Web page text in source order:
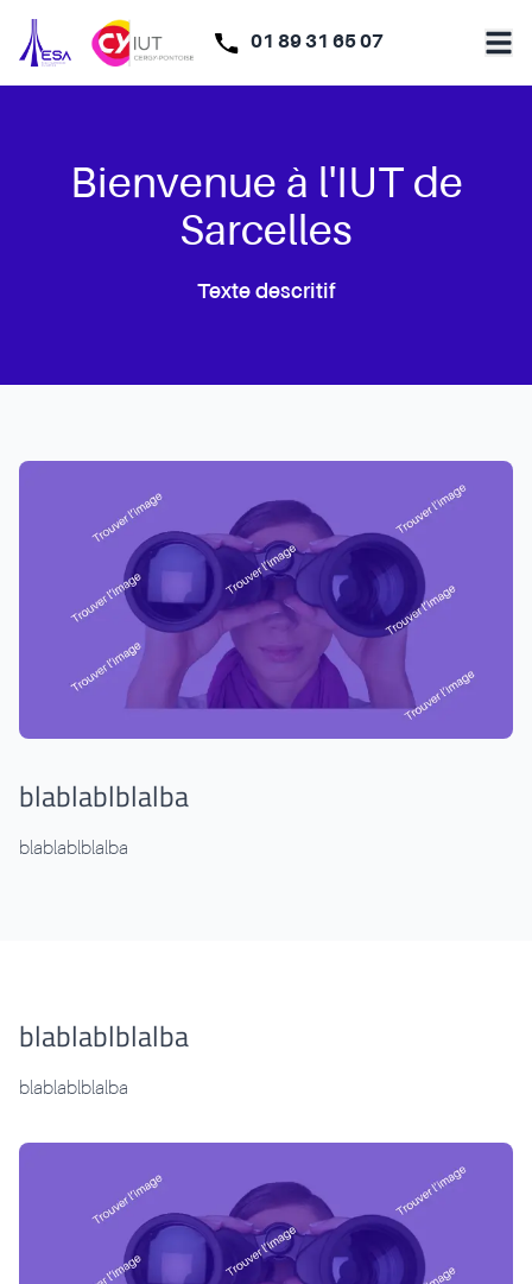
01 89 31 65 07
Bienvenue à l'IUT de
Sarcelles
Texte descritif
blablablblalba
blablablblalba
blablablblalba
blablablblalba